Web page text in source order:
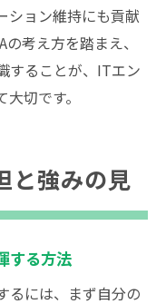
ション維持にも貢献
考え方を踏まえ、
することが、ITエン
切です。
と強みの見
する方法
るには、まず自分の